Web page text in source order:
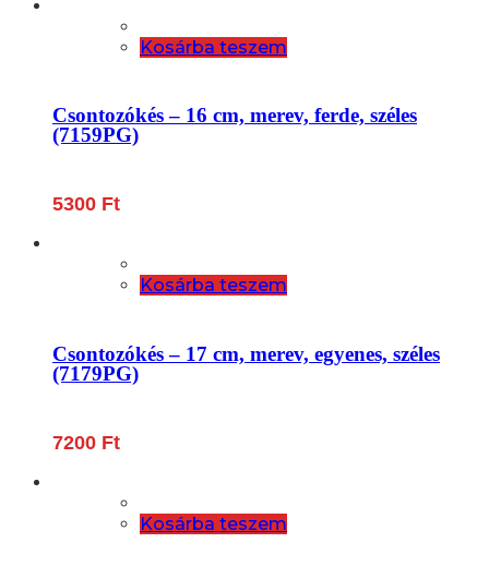
Kosárba teszem
Csontozókés – 16 cm, merev, ferde, széles
(7159PG)
5300 Ft
Kosárba teszem
Csontozókés – 17 cm, merev, egyenes, széles
(7179PG)
7200 Ft
Kosárba teszem